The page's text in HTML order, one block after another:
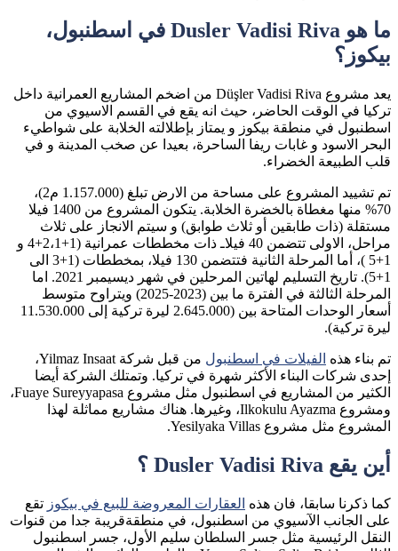
ما هو Dusler Vadisi Riva في اسطنبول،
بيكوز؟
يعد مشروع Düşler Vadisi Riva من اضخم المشاريع العمرانية داخل
تركيا في الوقت الحاضر، حيث انه يقع في القسم الاسيوي من
اسطنبول في منطقة بيكوز و يمتاز بإطلالته الخلابة على شواطيء
البحر الاسود و غابات ريفا الساحرة، بعيدا عن صخب المدينة و في
قلب الطبيعة الخضراء.
تم تشييد المشروع على مساحة من الارض تبلغ (1.157.000 م2)،
70% منها مغطاة بالخضرة الخلابة. يتكون المشروع من 1400 فيلا
مستقلة (ذات طابقين أو ثلاث طوابق) و سيتم الانجاز على ثلاث
مراحل، الاولى تتضمن 40 فيلاـ ذات مخططات عمرانية (1+2،1+4 و
1+5 )، أما المرحلة الثانية فتتضمن 130 فيلا، بمخططات (1+3 الى
1+5). تاريخ التسليم لهاتين المرحلين في شهر ديسيمبر 2021. اما
المرحلة الثالثة في الفترة ما بين (2023-2025) ويتراوح متوسط ​​
أسعار الوحدات المتاحة بين (2.645.000 ليرة تركية إلى 11.530.000
ليرة تركية).
تم بناء هذه الفيلات في اسطنبول
من قبل شركة Yilmaz Insaat،
إحدى شركات البناء الأكثر شهرة في تركيا. وتمتلك الشركة أيضا
الكثير من المشاريع في اسطنبول مثل مشروع Fuaye Sureyyapasa،
ومشروع Ilkokulu Ayazma، وغيرها. هناك مشاريع مماثلة لهذا
المشروع مثل مشروع Yesilyaka Villas.
أين يقع Dusler Vadisi Riva ؟
كما ذكرنا سابقا، فان هذه العقارات المعروضة للبيع في بيكوز تقع
على الجانب الآسيوي من اسطنبول، في منطقةقريبة جدا من قنوات
النقل الرئيسية مثل جسر السلطان سليم الأول‏، جسر اسطنبول